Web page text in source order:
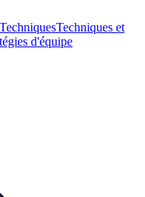
Techniques et
d'équipe